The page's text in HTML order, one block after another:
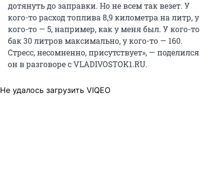
дотянуть до заправки. Но не всем так везет. У
кого-то расход топлива 8,9 километра на литр, у
кого-то — 5, например, как у меня был. У кого-то
бак 30 литров максимально, у кого-то — 160.
Стресс, несомненно, присутствует», — поделился
он в разговоре с VLADIVOSTOK1.RU.
Не удалось загрузить VIQEO